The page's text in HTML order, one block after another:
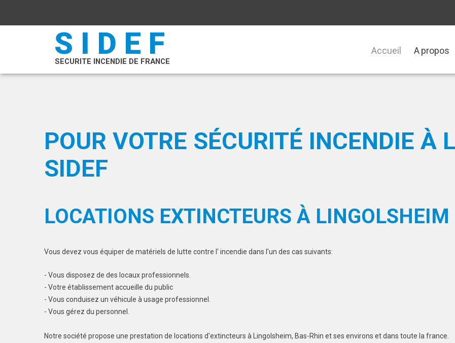
SIDEF
SECURITE INCENDIE DE FRANCE
Accueil A propos
POUR VOTRE SÉCURITÉ INCENDIE À
SIDEF
LOCATIONS EXTINCTEURS À LINGOLSHEIM
Vous devez vous équiper de matériels de lutte contre l' incendie dans l'un des cas suivants:
- Vous disposez de des locaux professionnels.
- Votre établissement accueille du public
- Vous conduisez un véhicule à usage professionnel.
- Vous gérez du personnel.
Notre société propose une prestation de locations d'extincteurs à Lingolsheim, Bas-Rhin et ses environs et dans toute la france.